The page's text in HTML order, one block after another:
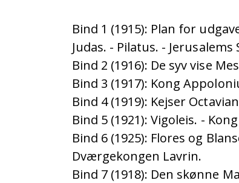
Bind 1 (1915): Plan for
Judas. - Pilatus. - Jerusalems
Bind 2 (1916): De syv vise
Bind 3 (1917): Kong
Bind 4 (1919): Kejser
Bind 5 (1921): Vigoleis. -
Bind 6 (1925): Flores og
Dværgekongen Lavrin.
Bind 7 (1918): Den skønne